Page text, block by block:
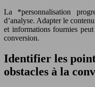
La *personnalisation
d’analyse. Adapter le
et informations fournies
conversion.
Identifier les
obstacles à la